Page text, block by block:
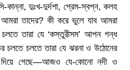
কান্না, দুঃখ-দুর্দশা, প্রেম-স্বপ্ন, কলহ
আমরা তাদের? কী করে ভুলে যাব আমরা
তারা যে ‘কস্তুরীসম’ আপন গন্ধ
চলতে চলতে তারা যে ঝরনা ও উঠোনের
দিয়ে গেছে—আজও যে-কোনো নদী ও